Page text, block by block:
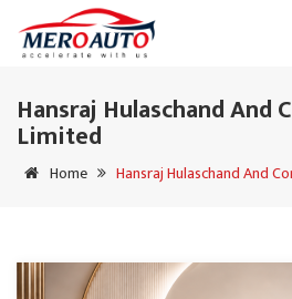
Hansraj Hulaschand And
Limited
Home Hansraj Hulaschand And